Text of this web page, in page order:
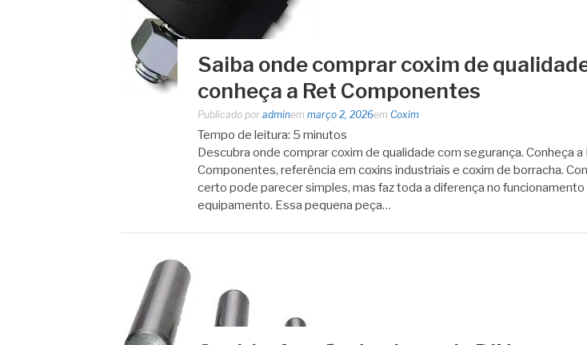
Saiba onde comprar coxim de
conheça a Ret Componentes
Publicado por adminem março 2, 2026em Coxim
Tempo de leitura: 5 minutos
Descubra onde comprar coxim de qualidade com segurança. Conheça a
Componentes, referência em coxins industriais e coxim de borracha.
certo pode parecer simples, mas faz toda a diferença no
equipamento. Essa pequena peça…